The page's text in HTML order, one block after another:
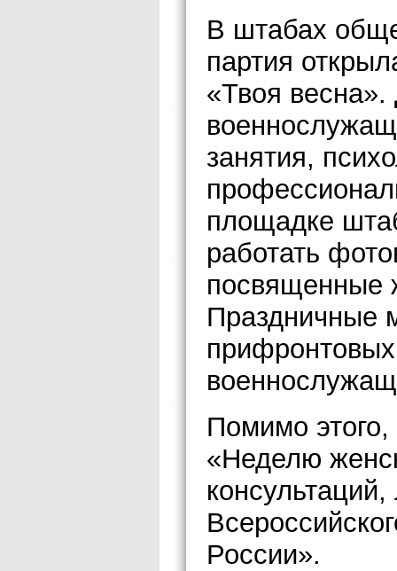
В штабах
партия
«Твоя
занятия,
площадке
работать
посвященные
Праздничные
Помимо
«Неделю
России».